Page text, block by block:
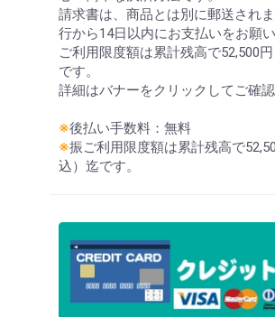
請求書は、商品とは別に郵送され
行から14日以内にお支払いをお願い
ご利用限度額は累計残高で52,500
です。
詳細はバナーをクリックしてご確認
※後払い手数料：無料
※振ご利用限度額は累計残高で
込）迄です。